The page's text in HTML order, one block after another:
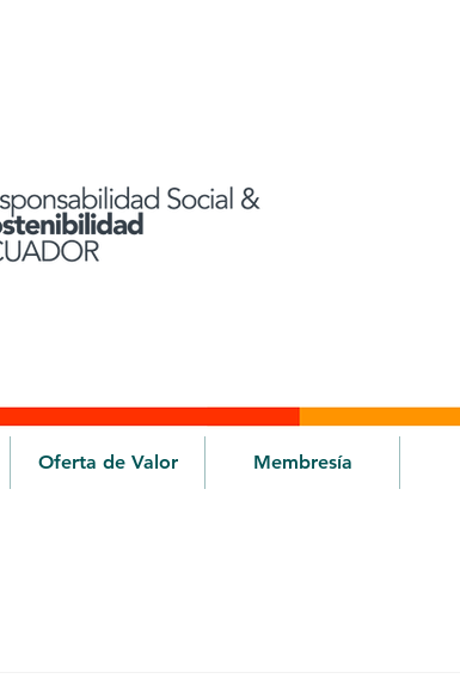
Oferta de Valor Membresía